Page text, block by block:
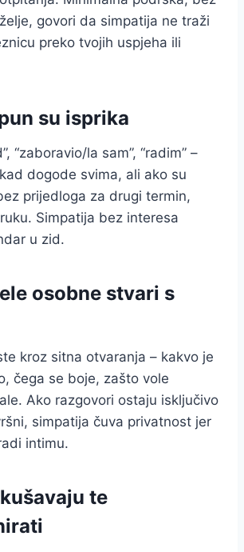
govori da simpatija ne traži
preko tvojih uspjeha ili
su isprika
“zaboravio/la sam”, “radim” –
dogode svima, ali ako su
prijedloga za drugi termin,
Simpatija bez interesa
u zid.
osobne stvari s
kroz sitna otvaranja – kakvo je
čega se boje, zašto vole
Ako razgovori ostaju isključivo
simpatija čuva privatnost jer
intimu.
te